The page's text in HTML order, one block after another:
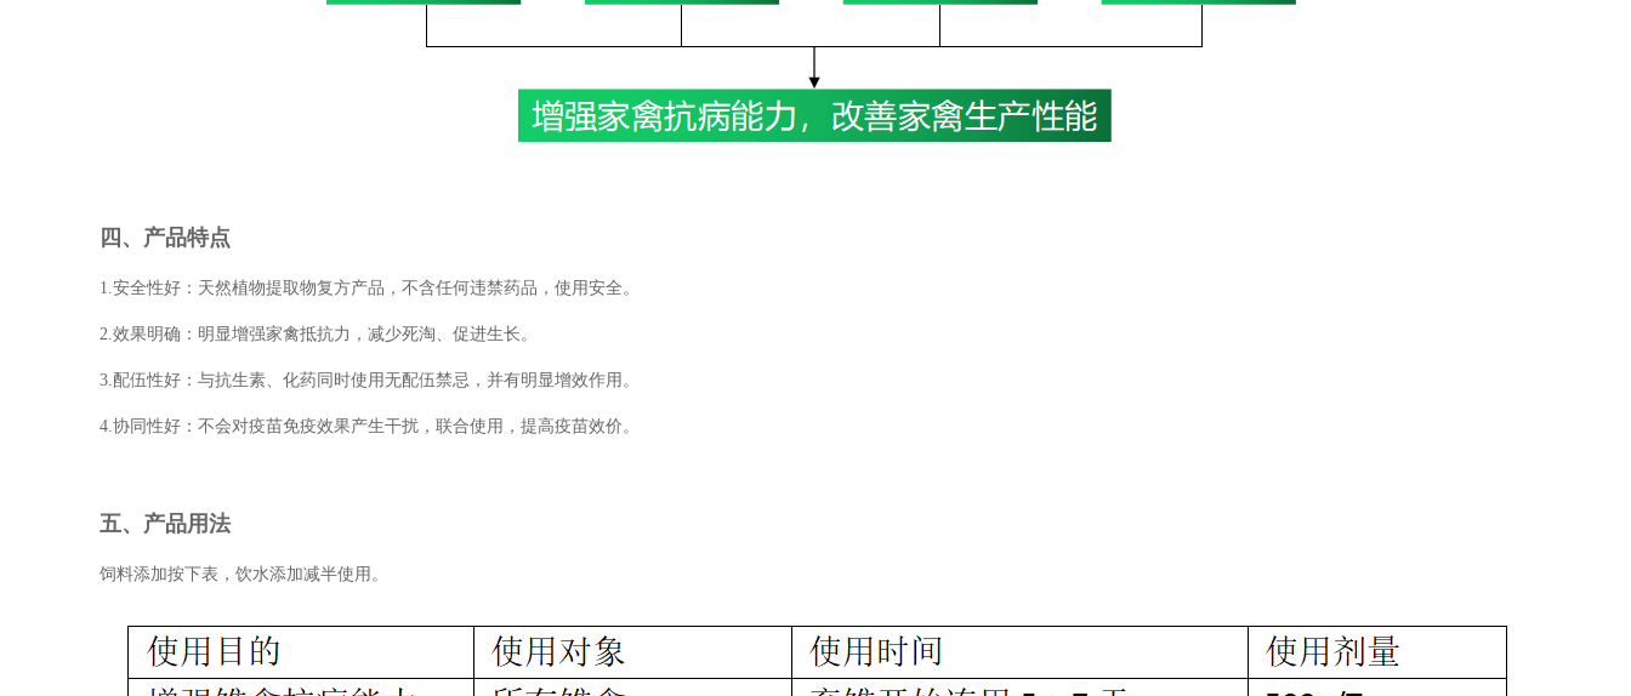
四、产品特点
1.安全性好：天然植物提取物复方产品，不含任何违禁药品，使用安全。
2.效果明确：明显增强家禽抵抗力，减少死淘、促进生长。
3.配伍性好：与抗生素、化药同时使用无配伍禁忌，并有明显增效作用。
4.协同性好：不会对疫苗免疫效果产生干扰，联合使用，提高疫苗效价。
五、产品用法
饲料添加按下表，饮水添加减半使用。